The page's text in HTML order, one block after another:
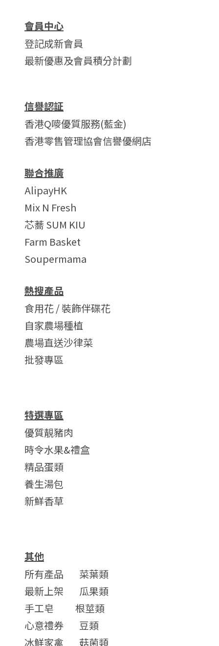
會員中心
登記成新會員
最新優惠及會員積分計劃
信譽認証
香港Q嘜優質服務(藍金)
香港零售管理協會信譽優網店
聯合推廣
AlipayHK
Mix N Fresh
芯蕎 SUM KIU
Farm Basket
Soupermama
熱搜產品
食用花 / 裝飾伴碟花
自家農場種植
農場直送沙律菜
批發專區
特選專區
優質靚豬肉
時令水果&禮盒
精品蛋類
養生湯包
新鮮香草
其他
所有產品
菜葉類
最新上架
瓜果類
手工皂
根莖類
心意禮券
豆類
冰鮮家禽
菇菌類